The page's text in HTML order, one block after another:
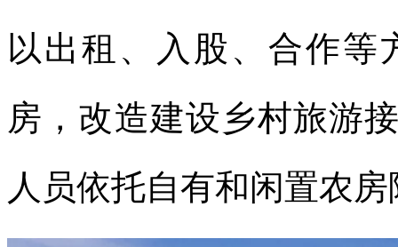
以出租、入股、合作等
房，改造建设乡村旅游
人员依托自有和闲置农